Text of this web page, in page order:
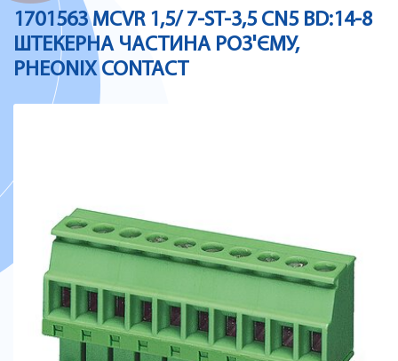
1701563 MCVR 1,5/ 7-ST-3,5 CN5 BD:14-8
ШТЕКЕРНА ЧАСТИНА РОЗ'ЄМУ,
PHEONIX CONTACT